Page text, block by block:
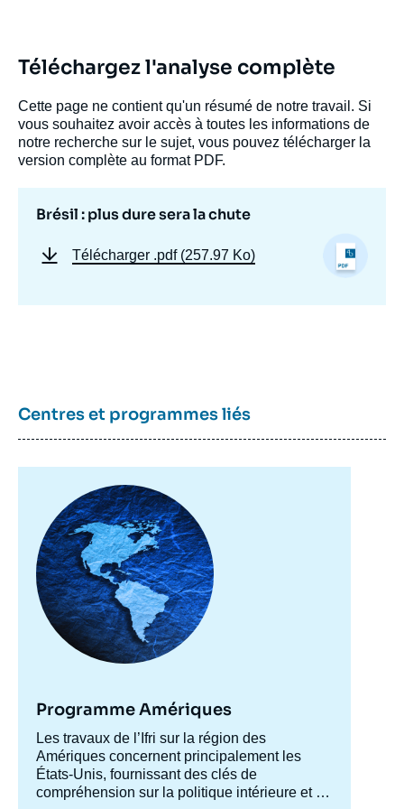
Téléchargez l'analyse complète
Cette page ne contient qu'un résumé de notre travail. Si
vous souhaitez avoir accès à toutes les informations de
notre recherche sur le sujet, vous pouvez télécharger la
version complète au format PDF.
Brésil : plus dure sera la chute
Télécharger .pdf (257.97 Ko)
Centres et programmes liés
principale
Programme Amériques
Accroche
centre
Les travaux de l’Ifri sur la région des
Amériques concernent principalement les
États-Unis, fournissant des clés de
compréhension sur la politique intérieure et la
de
REIS, « Brésil : plus dure sera la chute »,
Articles, Ifri, 5 septembre 2016.
Copier